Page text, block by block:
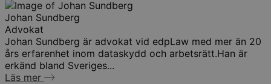
Johan Sundberg
Advokat
Johan Sundberg är advokat vid edpLaw med mer än 20
års erfarenhet inom dataskydd och arbetsrätt.Han är
erkänd bland Sveriges...
Läs mer